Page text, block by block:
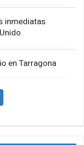
inmediatas
en Tarragona